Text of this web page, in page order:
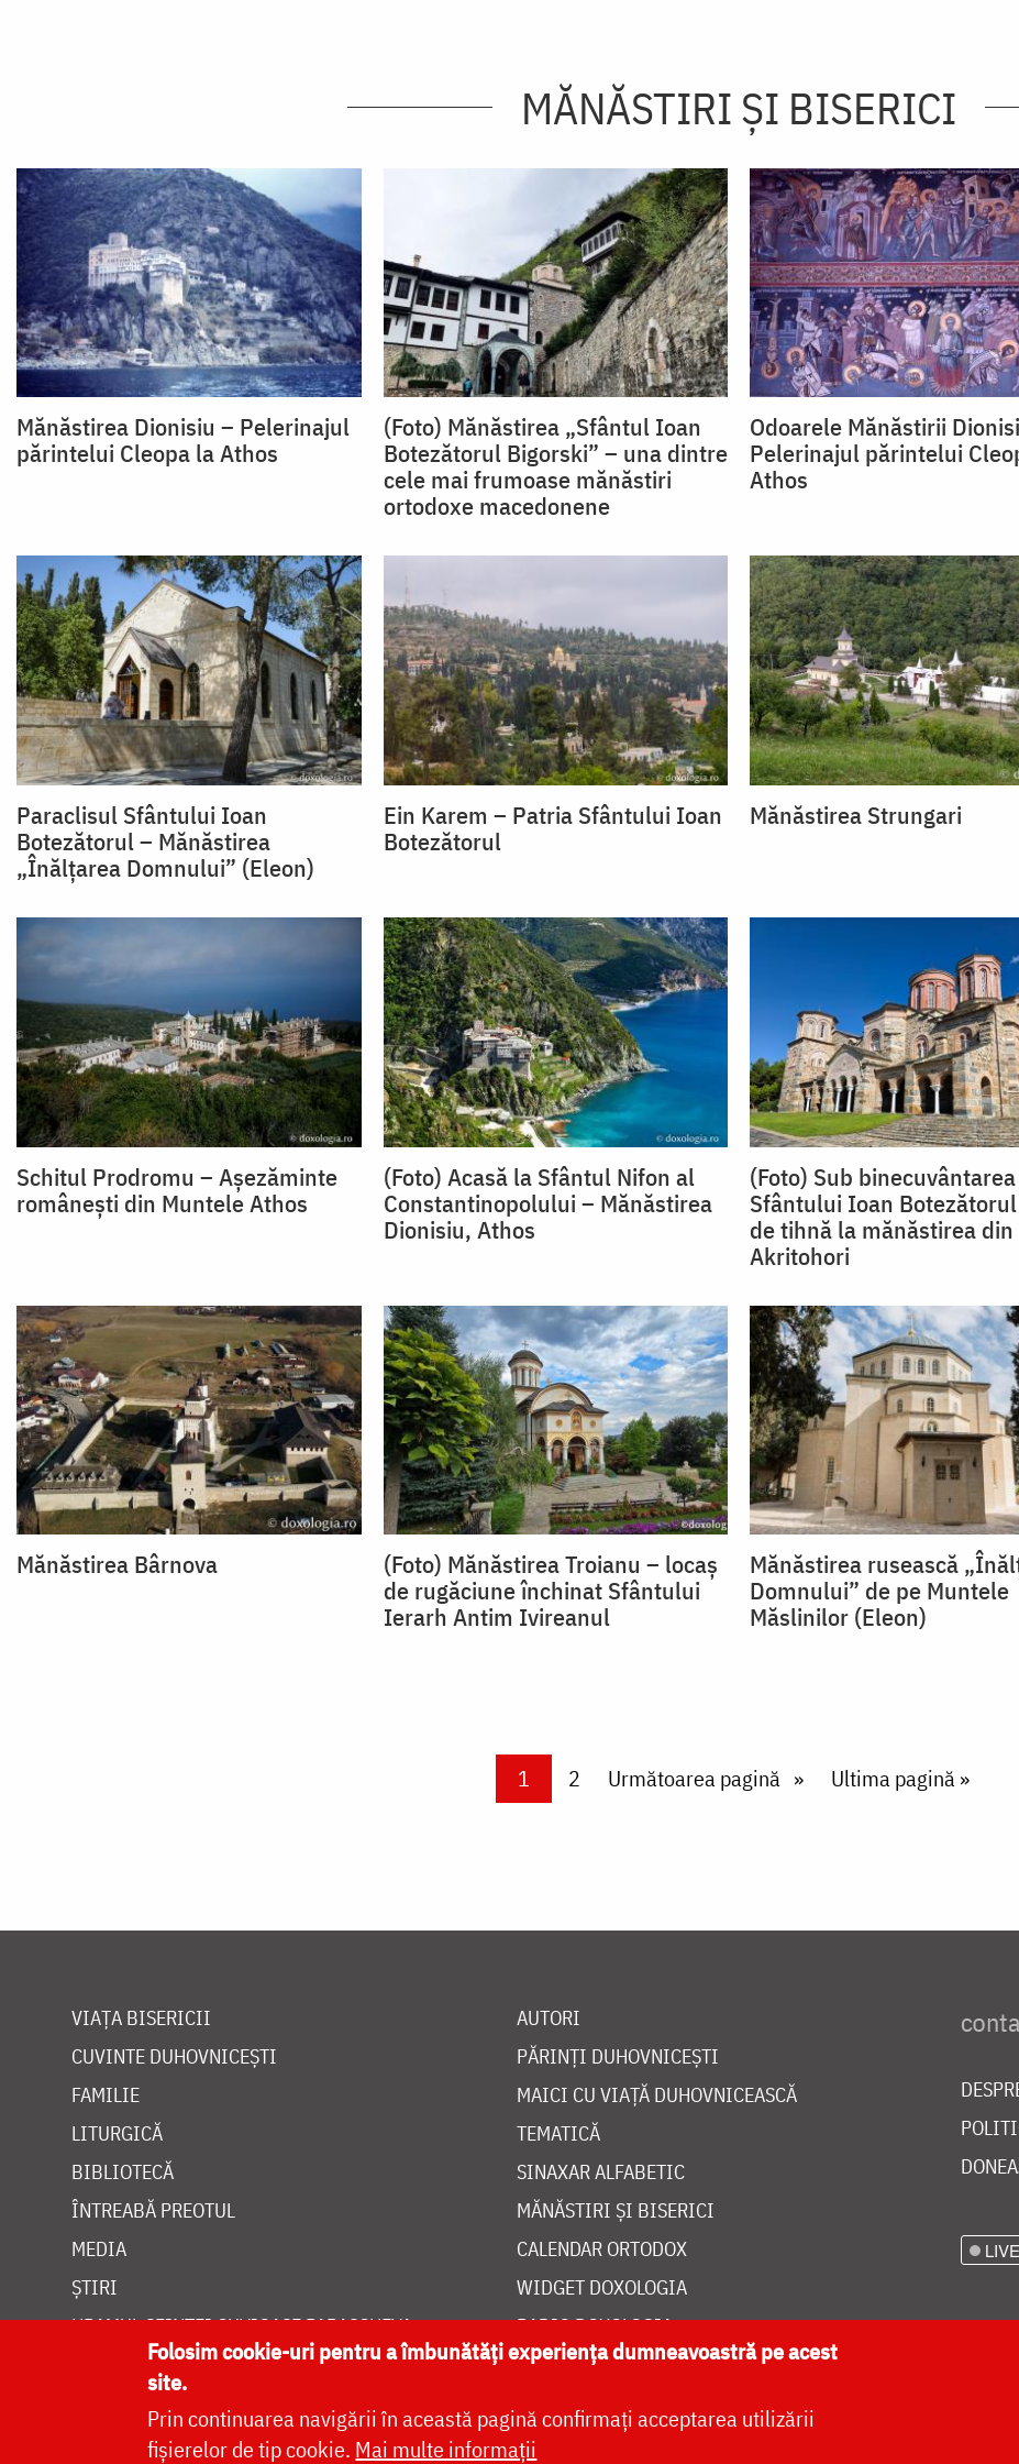
MĂNĂSTIRI ȘI BISERICI
Mănăstirea Dionisiu – Pelerinajul
părintelui Cleopa la Athos
(Foto) Mănăstirea „Sfântul Ioan
Botezătorul Bigorski” – una dintre
cele mai frumoase mănăstiri
ortodoxe macedonene
Odoarele Mănăstirii
Pelerinajul părintelui
Athos
Paraclisul Sfântului Ioan
Botezătorul – Mănăstirea
„Înălțarea Domnului” (Eleon)
Ein Karem – Patria Sfântului Ioan
Botezătorul
Mănăstirea Strungari
Schitul Prodromu – Așezăminte
românești din Muntele Athos
(Foto) Acasă la Sfântul Nifon al
Constantinopolului – Mănăstirea
Dionisiu, Athos
(Foto) Sub binecuvântarea
Sfântului Ioan
de tihnă la mănăstirea din
Akritohori
Mănăstirea Bârnova
(Foto) Mănăstirea Troianu – locaș
de rugăciune închinat Sfântului
Ierarh Antim Ivireanul
Mănăstirea rusească
Domnului” de pe Muntele
Măslinilor (Eleon)
Current page
1 Page
2 Next page
Următoarea pagină Last page
Ultima pagină »
VIAȚA BISERICII
CUVINTE DUHOVNICEȘTI
FAMILIE
LITURGICĂ
BIBLIOTECĂ
ÎNTREABĂ PREOTUL
MEDIA
ȘTIRI
HRAMUL SFINTEI CUVIOASE PARASCHEVA
AUTORI
PĂRINȚI DUHOVNICEȘTI
MAICI CU VIAȚĂ DUHOVNICEASCĂ
TEMATICĂ
SINAXAR ALFABETIC
MĂNĂSTIRI ȘI BISERICI
CALENDAR ORTODOX
WIDGET DOXOLOGIA
RADIO DOXOLOGIA
LIVE
Folosim cookie-uri pentru a îmbunătăți experiența dumneavoastră pe acest
site.
Prin continuarea navigării în această pagină confirmați acceptarea utilizării
fișierelor de tip cookie. Mai multe informații